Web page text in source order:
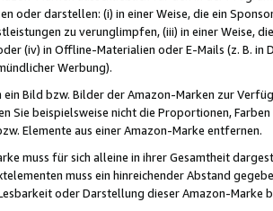
oder darstellen: (i) in einer Weise, die ein
zu verunglimpfen, (iii) in einer Weise,
(iv) in Offline-Materialien oder E-Mails (z. B. in
Werbung).
ein Bild bzw. Bilder der Amazon-Marken zur
Sie beispielsweise nicht die Proportionen,
Elemente aus einer Amazon-Marke entfernen.
muss für sich alleine in ihrer Gesamtheit
muss ein hinreichender Abstand
oder Darstellung dieser Amazon-Marke